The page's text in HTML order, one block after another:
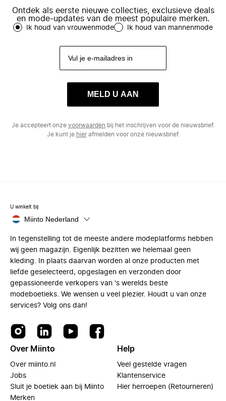
Ontdek als eerste nieuwe collecties, exclusieve deals
en mode-updates van de meest populaire merken.
Ik houd van vrouwenmode Ik houd van mannenmode
MELD U AAN
Je accepteert onze voorwaarden bij het inschrijven voor de nieuwsbrief.
Je kunt je hierafmelden voor onze nieuwsbrief.
U winkelt bij
Miinto Nederland
In tegenstelling tot de meeste andere modeplatforms hebben
wij geen magazijn. Eigenlijk bezitten we helemaal geen
kleding. In plaats daarvan worden al onze producten met
liefde geselecteerd, opgeslagen en verzonden door
gepassioneerde verkopers van 's werelds beste
modeboetieks. We wensen u veel plezier. Houdt u van onze
services? Volg ons dan!
Over Miinto
Over miinto.nl
Jobs
Sluit je boetiek aan bij Miinto
Merken
Help
Veel gestelde vragen
Klantenservice
Hier herroepen (Retourneren)